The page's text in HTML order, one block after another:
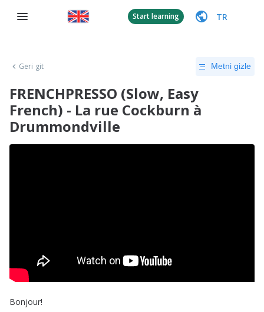
Start learning TR
Geri git Metni gizle
FRENCHPRESSO (Slow, Easy
French) - La rue Cockburn à
Drummondville
Bonjour!